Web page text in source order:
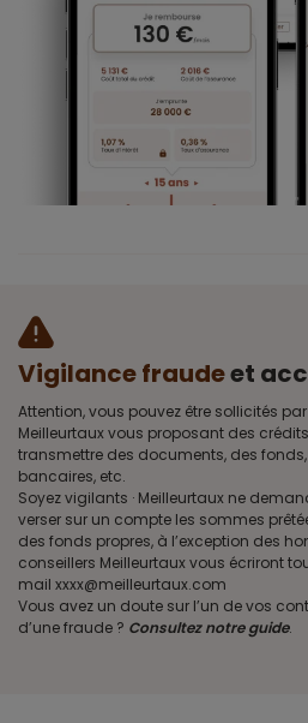
Vigilance fraudeet
Attention, vous pouvez être sollicités
Meilleurtaux vous proposant des
transmettre des documents, des
bancaires, etc.
Soyez vigilants · Meilleurtaux ne
verser sur un compte les sommes
des fonds propres, à l’exception des
conseillers Meilleurtaux vous écriront
mail xxxx@meilleurtaux.com
Vous avez un doute sur l’un de vos
d’une fraude ? Consultez notre guide.